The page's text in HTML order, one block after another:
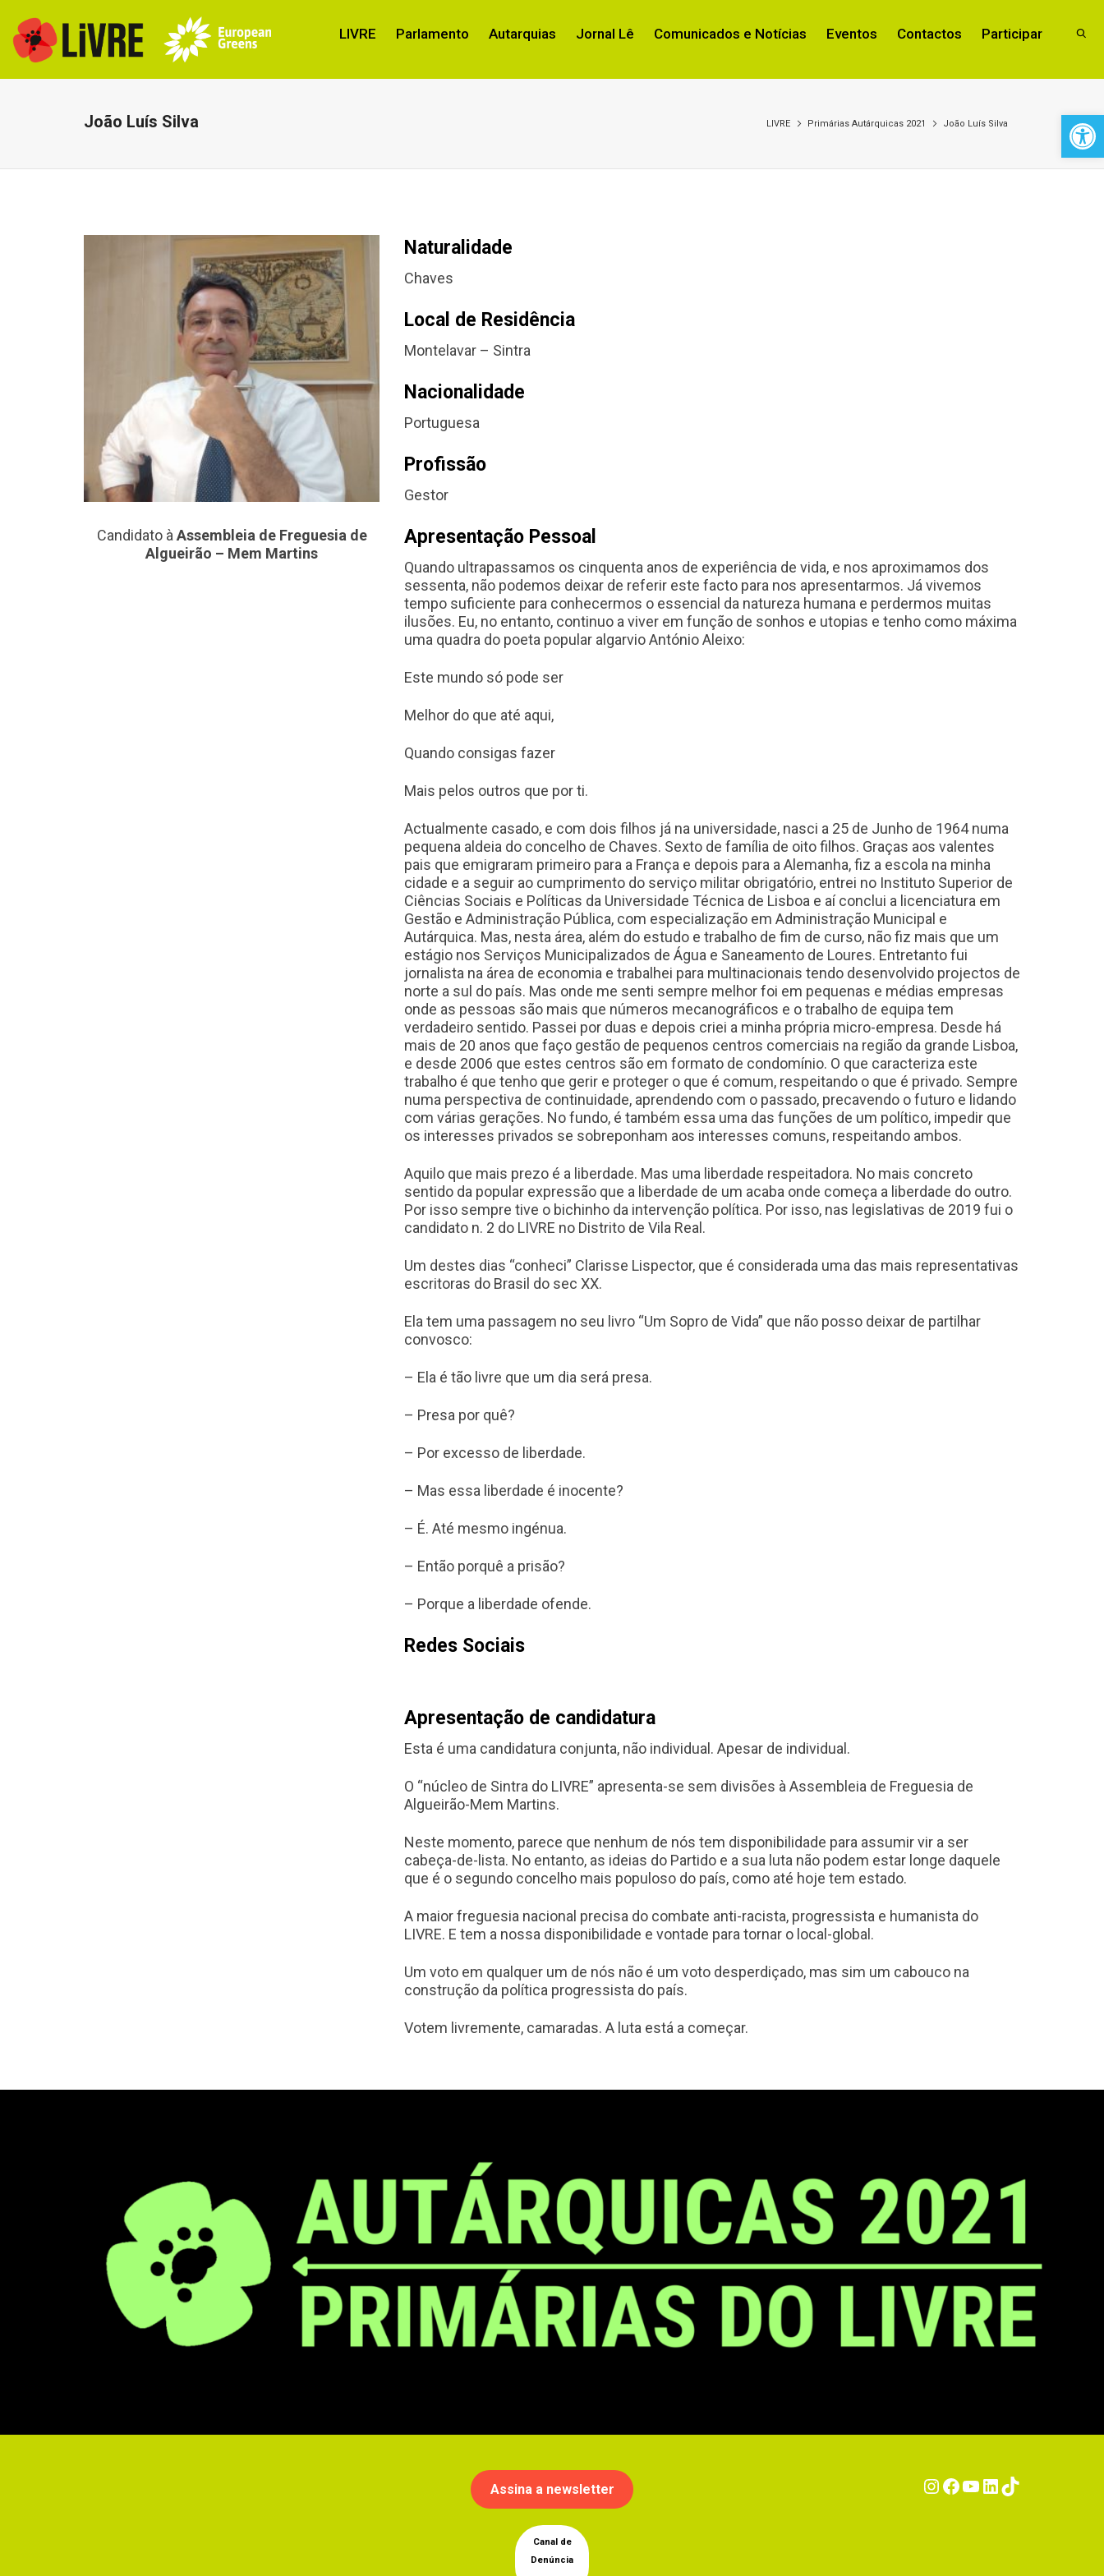
LIVRE Parlamento Autarquias Jornal Lê Comunicados e Notícias Eventos Contactos Participar
João Luís Silva LIVRE Primárias Autárquicas 2021 João Luís Silva
Candidato à Assembleia de Freguesia de
Algueirão – Mem Martins
Naturalidade
Chaves
Local de Residência
Montelavar – Sintra
Nacionalidade
Portuguesa
Profissão
Gestor
Apresentação Pessoal
Quando ultrapassamos os cinquenta anos de experiência de vida, e nos aproximamos dos
sessenta, não podemos deixar de referir este facto para nos apresentarmos. Já vivemos
tempo suficiente para conhecermos o essencial da natureza humana e perdermos muitas
ilusões. Eu, no entanto, continuo a viver em função de sonhos e utopias e tenho como máxima
uma quadra do poeta popular algarvio António Aleixo:
Este mundo só pode ser
Melhor do que até aqui,
Quando consigas fazer
Mais pelos outros que por ti.
Actualmente casado, e com dois filhos já na universidade, nasci a 25 de Junho de 1964 numa
pequena aldeia do concelho de Chaves. Sexto de família de oito filhos. Graças aos valentes
pais que emigraram primeiro para a França e depois para a Alemanha, fiz a escola na minha
cidade e a seguir ao cumprimento do serviço militar obrigatório, entrei no Instituto Superior de
Ciências Sociais e Políticas da Universidade Técnica de Lisboa e aí conclui a licenciatura em
Gestão e Administração Pública, com especialização em Administração Municipal e
Autárquica. Mas, nesta área, além do estudo e trabalho de fim de curso, não fiz mais que um
estágio nos Serviços Municipalizados de Água e Saneamento de Loures. Entretanto fui
jornalista na área de economia e trabalhei para multinacionais tendo desenvolvido projectos de
norte a sul do país. Mas onde me senti sempre melhor foi em pequenas e médias empresas
onde as pessoas são mais que números mecanográficos e o trabalho de equipa tem
verdadeiro sentido. Passei por duas e depois criei a minha própria micro-empresa. Desde há
mais de 20 anos que faço gestão de pequenos centros comerciais na região da grande Lisboa,
e desde 2006 que estes centros são em formato de condomínio. O que caracteriza este
trabalho é que tenho que gerir e proteger o que é comum, respeitando o que é privado. Sempre
numa perspectiva de continuidade, aprendendo com o passado, precavendo o futuro e lidando
com várias gerações. No fundo, é também essa uma das funções de um político, impedir que
os interesses privados se sobreponham aos interesses comuns, respeitando ambos.
Aquilo que mais prezo é a liberdade. Mas uma liberdade respeitadora. No mais concreto
sentido da popular expressão que a liberdade de um acaba onde começa a liberdade do outro.
Por isso sempre tive o bichinho da intervenção política. Por isso, nas legislativas de 2019 fui o
candidato n. 2 do LIVRE no Distrito de Vila Real.
Um destes dias “conheci” Clarisse Lispector, que é considerada uma das mais representativas
escritoras do Brasil do sec XX.
Ela tem uma passagem no seu livro “Um Sopro de Vida” que não posso deixar de partilhar
convosco:
– Ela é tão livre que um dia será presa.
– Presa por quê?
– Por excesso de liberdade.
– Mas essa liberdade é inocente?
– É. Até mesmo ingénua.
– Então porquê a prisão?
– Porque a liberdade ofende.
Redes Sociais
Apresentação de candidatura
Esta é uma candidatura conjunta, não individual. Apesar de individual.
O “núcleo de Sintra do LIVRE” apresenta-se sem divisões à Assembleia de Freguesia de
Algueirão-Mem Martins.
Neste momento, parece que nenhum de nós tem disponibilidade para assumir vir a ser
cabeça-de-lista. No entanto, as ideias do Partido e a sua luta não podem estar longe daquele
que é o segundo concelho mais populoso do país, como até hoje tem estado.
A maior freguesia nacional precisa do combate anti-racista, progressista e humanista do
LIVRE. E tem a nossa disponibilidade e vontade para tornar o local-global.
Um voto em qualquer um de nós não é um voto desperdiçado, mas sim um cabouco na
construção da política progressista do país.
Votem livremente, camaradas. A luta está a começar.
Assina a newsletter
Canal de
Denúncia
Instagram
Facebook
YouTube
LinkedIn